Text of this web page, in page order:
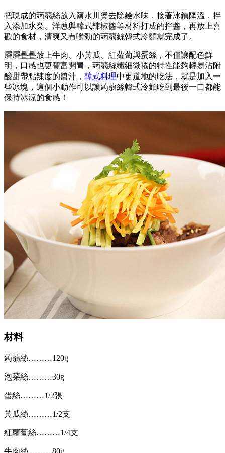
把現成的蒟蒻絲放入鹽水川燙去除鹼水味，接著冰鎮降溫，拌
入添加水梨、洋蔥與韓式辣椒醬等材料打成的拌醬，再放上喜
歡的食材，清爽又有嚼勁的蒟蒻絲韓式冷麵就完成了。
層層疊疊放上牛肉、小黃瓜、紅蘿蔔與蛋絲，不僅讓配色鮮
明，口感也更豐富開胃，蒟蒻絲纖細微捲的特性能夠輕易沾附
酸甜帶點辣度的醬汁， 韓式料理中更道地的吃法，就是加入一
些冰塊，這個小動作可以讓蒟蒻絲韓式冷麵吃到最後一口都能
保持冰涼的食感！
材料
蒟蒻絲………120g
泡菜絲………30g
蛋絲………1/2張
黃瓜絲………1/2支
紅蘿蔔絲………1/4支
牛肉絲………80g